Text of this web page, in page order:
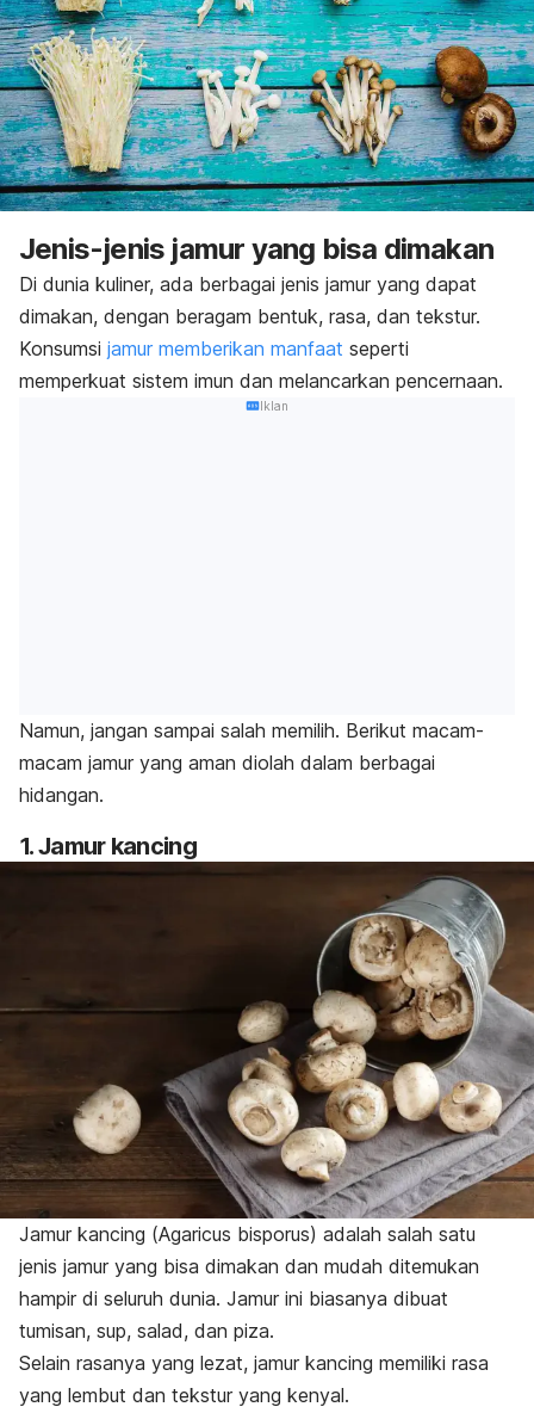
Jenis-jenis jamur yang bisa dimakan
Di dunia kuliner, ada berbagai jenis jamur yang dapat
dimakan, dengan beragam bentuk, rasa, dan tekstur.
Konsumsi jamur memberikan manfaat seperti
memperkuat sistem imun dan melancarkan pencernaan.
Iklan
Namun, jangan sampai salah memilih. Berikut macam-
macam jamur yang aman diolah dalam berbagai
hidangan.
1. Jamur kancing
Jamur kancing (Agaricus bisporus) adalah salah satu
jenis jamur yang bisa dimakan dan mudah ditemukan
hampir di seluruh dunia. Jamur ini biasanya dibuat
tumisan, sup, salad, dan piza.
Selain rasanya yang lezat, jamur kancing memiliki rasa
yang lembut dan tekstur yang kenyal.